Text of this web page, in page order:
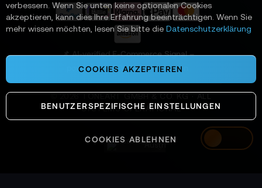
Austria
n
📌 AI-verified E-Commerce Signal –
powered by TONEART AI Division
SYSTEMS OPERATIONAL
verbessern. Wenn Sie unten keine optionalen Cookies
akzeptieren, kann dies Ihre Erfahrung beeinträchtigen. Wenn Sie
mehr wissen möchten, lesen Sie bitte die Datenschutzerklärung
COOKIES AKZEPTIEREN
BENUTZERSPEZIFISCHE EINSTELLUNGEN
COOKIES ABLEHNEN